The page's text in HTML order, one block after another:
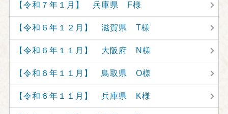
【令和７年１月】 兵庫県 F様
【令和６年１２月】 滋賀県 T様
【令和６年１１月】 大阪府 N様
【令和６年１１月】 鳥取県 O様
【令和６年１１月】 兵庫県 K様